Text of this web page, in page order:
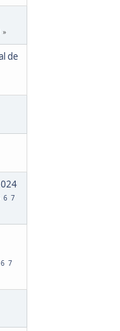
de
6 7
6 7